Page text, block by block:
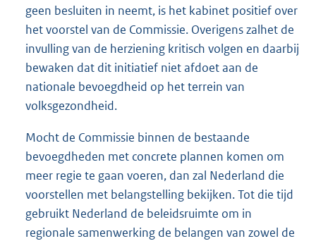
geen besluiten in neemt, is het kabinet positief over
het voorstel van de Commissie. Overigens zalhet de
invulling van de herziening kritisch volgen en daarbij
bewaken dat dit initiatief niet afdoet aan de
nationale bevoegdheid op het terrein van
volksgezondheid.
Mocht de Commissie binnen de bestaande
bevoegdheden met concrete plannen komen om
meer regie te gaan voeren, dan zal Nederland die
voorstellen met belangstelling bekijken. Tot die tijd
gebruikt Nederland de beleidsruimte om in
regionale samenwerking de belangen van zowel de